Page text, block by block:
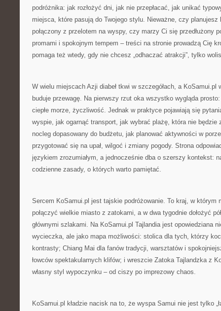
podróżnika: jak rozłożyć dni, jak nie przepłacać, jak unikać
miejsca, które pasują do Twojego stylu. Nieważne, czy
połączony z przelotem na wyspy, czy marzy Ci się przedłużony
promami i spokojnym tempem – treści na stronie prowadzą Cię
pomaga też wtedy, gdy nie chcesz „odhaczać atrakcji”, tylko
W wielu miejscach Azji diabeł tkwi w szczegółach, a KoSamui.pl
buduje przewagę. Na pierwszy rzut oka wszystko wygląda
ciepłe morze, życzliwość. Jednak w praktyce pojawiają się
wyspie, jak ogarnąć transport, jak wybrać plażę, która nie będzie
nocleg dopasowany do budżetu, jak planować aktywności w
przygotować się na upał, wilgoć i zmiany pogody. Strona
językiem zrozumiałym, a jednocześnie dba o szerszy kontekst:
codzienne zasady, o których warto pamiętać.
Sercem KoSamui.pl jest tajskie podróżowanie. To kraj, w którym
połączyć wielkie miasto z zatokami, a w dwa tygodnie dołożyć
głównymi szlakami. Na KoSamui.pl Tajlandia jest opowiedziana
wycieczka, ale jako mapa możliwości: stolica dla tych, którzy
kontrasty; Chiang Mai dla fanów tradycji, warsztatów i
łowców spektakularnych klifów; i wreszcie Zatoka Tajlandzka z
własny styl wypoczynku – od ciszy po imprezowy chaos.
KoSamui.pl kładzie nacisk na to, że wyspa Samui nie jest tylko